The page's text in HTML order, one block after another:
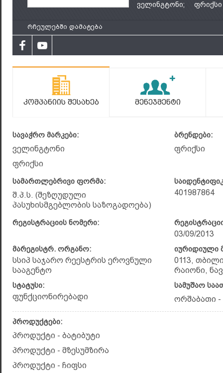
ველინგტონი; ფრიქსი
რჩეულებში დამატება
Კომპანიის Შესახებ Მენეჯმენტი
სავაჭრო მარკები:
ველინგტონი
ფრიქსი
ბრენდები:
ფრიქსი
სამართლებრივი ფორმა:
შ.პ.ს. (შეზღუდული
პასუხისმგებლობის საზოგადოება)
401987864
რეგისტრაციის ნომერი:
03/09/2013
მარეგისტრ. ორგანო:
სსიპ საჯარო რეესტრის ეროვნული
სააგენტო
იურიდიული
0113,
რაიონი,
სტატუსი:
ფუნქციონირებადი
სამუშაო
ორშაბათი -
პროდუქტები:
პროდუქტი - ბატიბუტი
პროდუქტი - მზესუმზირა
პროდუქტი - ჩიფსი